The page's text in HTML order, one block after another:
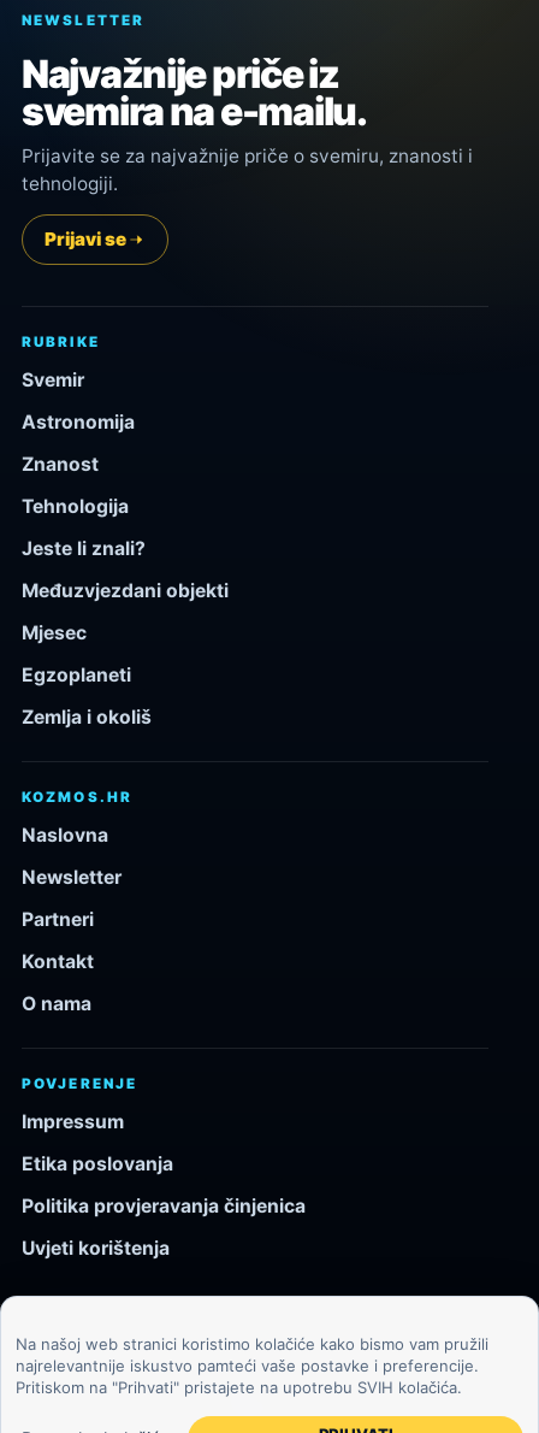
NEWSLETTER
Najvažnije priče iz
svemira na e-mailu.
Prijavite se za najvažnije priče o svemiru, znanosti i
tehnologiji.
Prijavi se
RUBRIKE
Svemir
Astronomija
Znanost
Tehnologija
Jeste li znali?
Međuzvjezdani objekti
Mjesec
Egzoplaneti
Zemlja i okoliš
KOZMOS.HR
Naslovna
Newsletter
Partneri
Kontakt
O nama
POVJERENJE
Impressum
Etika poslovanja
Politika provjeravanja činjenica
Uvjeti korištenja
© 2026 Kozmos.hr. Sva prava pridržana.
Svemir, znanost, tehnologija i velike ideje za znatiželjne
čitatelje.
Na našoj web stranici koristimo kolačiće kako bismo vam pružili
najrelevantnije iskustvo pamteći vaše postavke i preferencije.
Pritiskom na "Prihvati" pristajete na upotrebu SVIH kolačića.